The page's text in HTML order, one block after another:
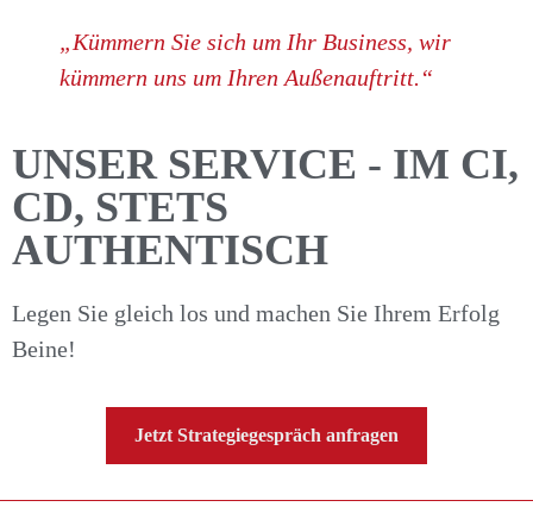
„Kümmern Sie sich um Ihr Business, wir
kümmern uns um Ihren Außenauftritt.“
UNSER SERVICE - IM CI,
CD, STETS
AUTHENTISCH
Legen Sie gleich los und machen Sie Ihrem Erfolg
Beine!
Jetzt Strategiegespräch anfragen